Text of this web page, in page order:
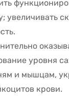
уровня
и мышцам,
крови.